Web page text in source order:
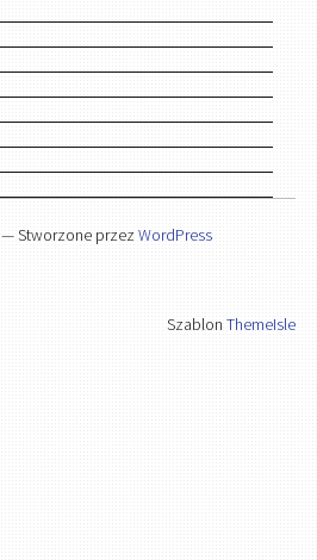
— Stworzone przez WordPress
SzablonThemeIsle